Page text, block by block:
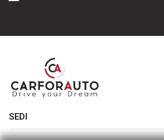
SEDI
Sede di Melegnano